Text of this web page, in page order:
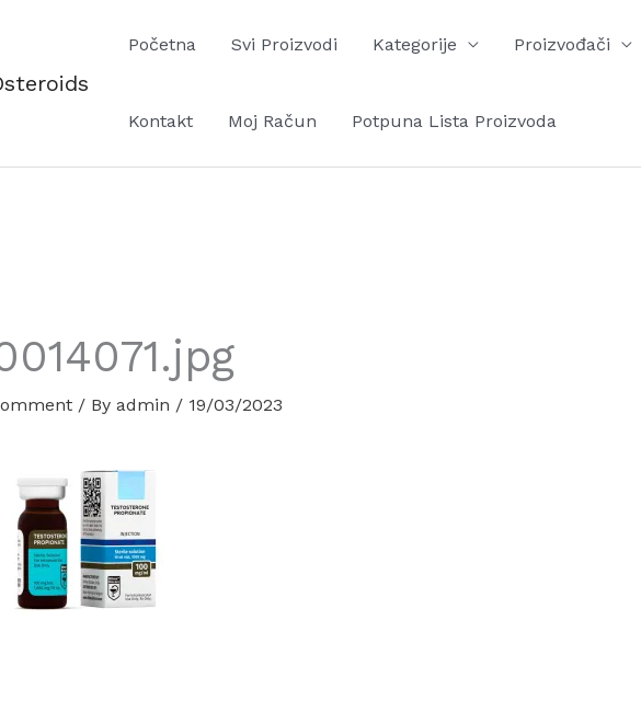
Početna Svi Proizvodi Kategorije Proizvođači
Kontakt Moj Račun Potpuna Lista Proizvoda
/ By admin / 19/03/2023